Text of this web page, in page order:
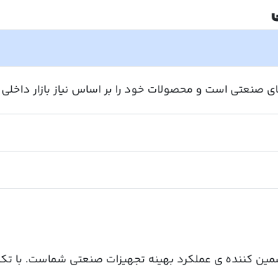
صنعتی است و محصولات خود را بر اساس نیاز بازار
کننده ی عملکرد بهینه تجهیزات صنعتی شماست. با